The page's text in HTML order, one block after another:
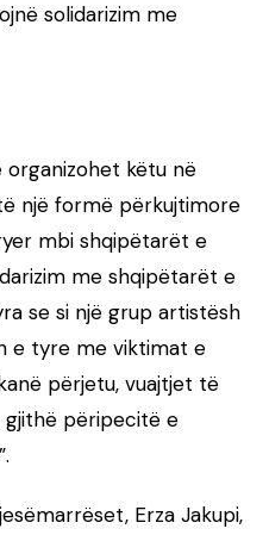
solidarizim me
organizohet këtu në
një formë përkujtimore
mbi shqipëtarët e
me shqipëtarët e
se si një grup artistësh
e tyre me viktimat e
përjetu, vuajtjet të
gjithë përipecitë e
Erza Jakupi,